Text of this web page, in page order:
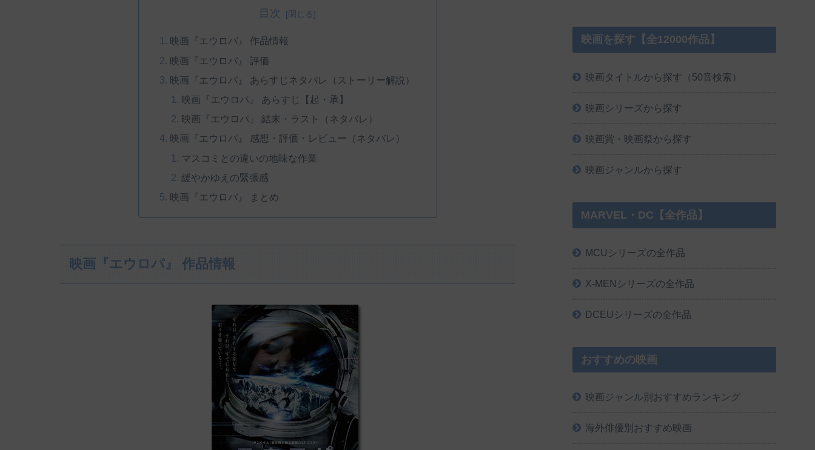
目次
映画『エウロパ』 作品情報
映画『エウロパ』 評価
映画『エウロパ』 あらすじネタバレ（ストーリー解説）
映画『エウロパ』 あらすじ【起・承】
映画『エウロパ』 結末・ラスト（ネタバレ）
映画『エウロパ』 感想・評価・レビュー（ネタバレ）
マスコミとの違いの地味な作業
緩やかゆえの緊張感
映画『エウロパ』 まとめ
映画『エウロパ』 作品情報
映画を探す【全12000作品】
映画タイトルから探す（50音検索）
映画シリーズから探す
映画賞・映画祭から探す
映画ジャンルから探す
MARVEL・DC【全作品】
MCUシリーズの全作品
X-MENシリーズの全作品
DCEUシリーズの全作品
おすすめの映画
映画ジャンル別おすすめランキング
海外俳優別おすすめ映画